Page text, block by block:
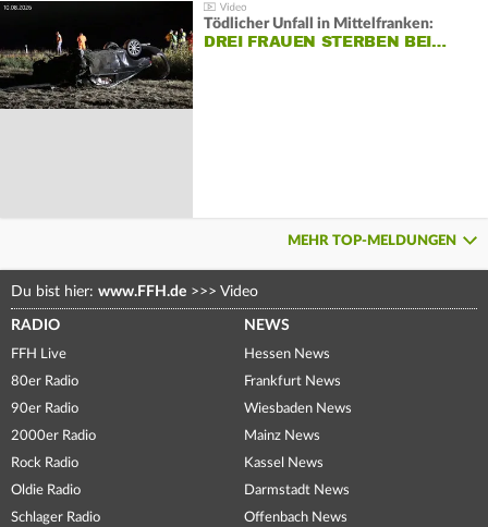
Tödlicher Unfall in Mittelfranken:
DREI FRAUEN STERBEN BEI…
MEHR TOP-MELDUNGEN
Du bist hier: www.FFH.de >>> Video
RADIO
FFH Live
80er Radio
90er Radio
2000er Radio
Rock Radio
Oldie Radio
Schlager Radio
NEWS
Hessen News
Frankfurt News
Wiesbaden News
Mainz News
Kassel News
Darmstadt News
Offenbach News